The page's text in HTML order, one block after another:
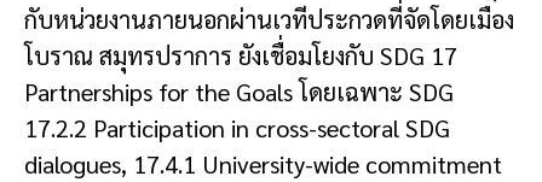
กับหน่วยงานภายนอกผ่านเวทีประกวดที่จัดโดยเมือง
โบราณ สมุทรปราการ ยังเชื่อมโยงกับ SDG 17
Partnerships for the Goals โดยเฉพาะ SDG
17.2.2 Participation in cross-sectoral SDG
dialogues, 17.4.1 University-wide commitment